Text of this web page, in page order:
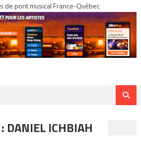
de pont musical France-Québec
DANIEL ICHBIAH